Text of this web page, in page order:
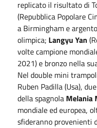
replicato il risultato di
(Repubblica Popolare
a Birmingham e
olimpica; Langyu Yan
volte campione
2021) e bronzo nella
Nel double mini
Ruben Padilla (Usa),
della spagnola Melania
mondiale ed europea,
sfideranno provenienti